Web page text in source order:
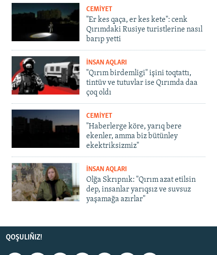
CEMİYET
"Er kes qaça, er kes kete": cenk
Qırımdaki Rusiye turistlerine nasıl
barıp yetti
İNSAN AQLARI
"Qırım birdemligi" işini toqtattı,
tintüv ve tutuvlar ise Qırımda daa
çoq oldı
CEMİYET
"Haberlerge köre, yarıq bere
ekenler, amma biz bütünley
ekektriksizmiz"
İNSAN AQLARI
Olğa Skrıpnık: "Qırım azat etilsin
dep, insanlar yarıqsız ve suvsuz
yaşamağa azırlar"
QOŞULIÑIZ!